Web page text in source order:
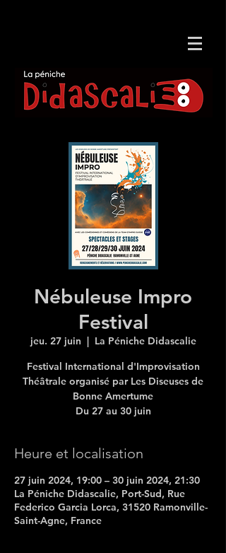
Nébuleuse Impro
Festival
jeu. 27 juin
  |
La Péniche Didascalie
Festival International d'Improvisation
Théâtrale organisé par Les Diseuses de
Bonne Amertume
Du 27 au 30 juin
Heure et localisation
27 juin 2024, 19:00 – 30 juin 2024, 21:30
La Péniche Didascalie, Port-Sud, Rue
Federico Garcia Lorca, 31520 Ramonville-
Saint-Agne, France